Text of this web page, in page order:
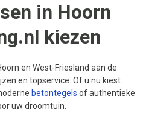
in Hoorn
kiezen
en West-Friesland aan de
en topservice. Of u nu kiest
betontegels of authentieke
uw droomtuin.